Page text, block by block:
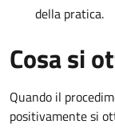
della pratica.
Cosa si
Quando il
positivamente si